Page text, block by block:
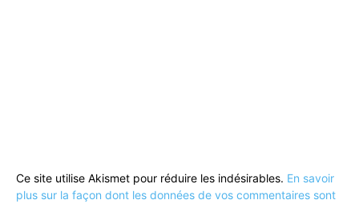
Ce site utilise Akismet pour réduire les indésirables. En savoir
plus sur la façon dont les données de vos commentaires sont